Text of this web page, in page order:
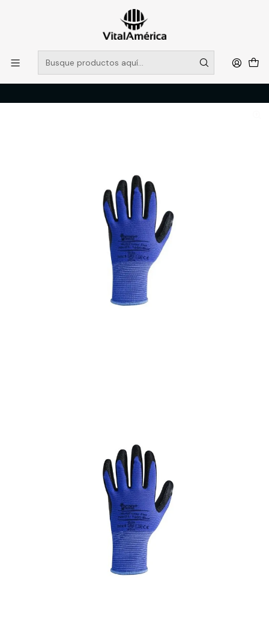
POR SISTEMA FRONTAL SOLO RETIROS EN TIENDA, DESDE
MUCHAS GRACIAS +569 5956 2237
Leer más
Inicio PROTECCION PERSONAL
MANOS
GUANTE MULTIPROTEC FLEX AZUL L-1600 T /10